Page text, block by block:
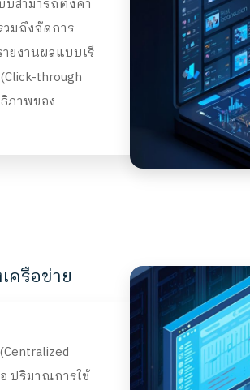
บสามารถตั้งค่า
มถึงจัดการ
ยงานผลแบบเรี
through
ภาพของ
ครือข่าย
ปริมาณการใช้